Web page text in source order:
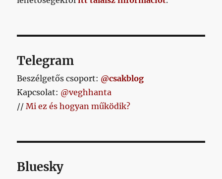
Telegram
Beszélgetős csoport: @csakblog
Kapcsolat: @veghhanta
//Mi ez és hogyan működik?
Bluesky